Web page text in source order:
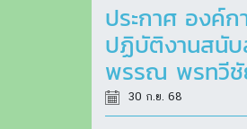
ประกาศ องค์ก
ปฏิบัติงานสนับ
พรรณ พรทวีชัย
30 ก.ย. 68